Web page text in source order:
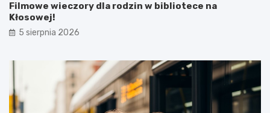
Filmowe wieczory dla rodzin w bibliotece na
Kłosowej!
5 sierpnia 2026